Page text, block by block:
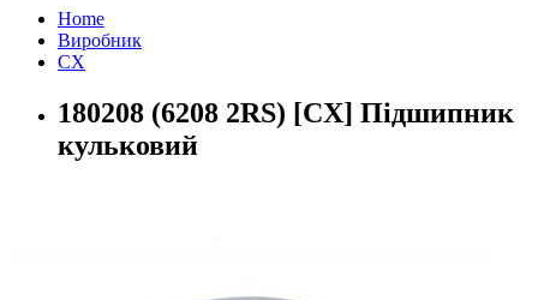
Home
Виробник
CX
180208 (6208 2RS) [CХ] Пiдшипник
кульковий